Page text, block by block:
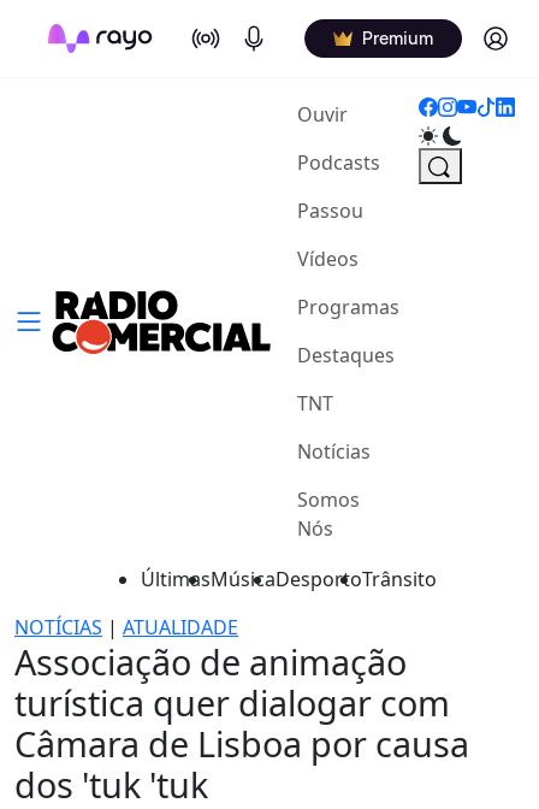
On Air Podcasts Premium Log in
Ouvir(current)
Podcasts
Passou
Vídeos
Programas
Destaques
TNT
Notícias
Somos
Nós
ÚltimasMúsicaDesportoTrânsito
NOTÍCIAS | ATUALIDADE
Associação de animação
turística quer dialogar com
Câmara de Lisboa por causa
dos 'tuk 'tuk